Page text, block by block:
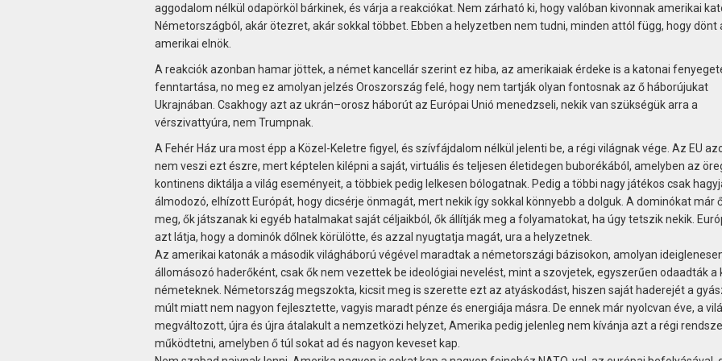
aggodalom nélkül odapörköl bárkinek, és várja a reakciókat. Nem zárható ki, hogy valóban kivonnak amerikai
Németországból, akár ötezret, akár sokkal többet. Ebben a helyzetben nem tudni, minden attól függ, hogy dönt
amerikai elnök.
A reakciók azonban hamar jöttek, a német kancellár szerint ez hiba, az amerikaiak érdeke is a katonai
fenntartása, no meg ez amolyan jelzés Oroszország felé, hogy nem tartják olyan fontosnak az ő háborújukat
Ukrajnában. Csakhogy azt az ukrán–orosz háborút az Európai Unió menedzseli, nekik van szükségük arra a
vérszivattyúra, nem Trumpnak.
A Fehér Ház ura most épp a Közel-Keletre figyel, és szívfájdalom nélkül jelenti be, a régi világnak vége. Az EU
nem veszi ezt észre, mert képtelen kilépni a saját, virtuális és teljesen életidegen buborékából, amelyben az
kontinens diktálja a világ eseményeit, a többiek pedig lelkesen bólogatnak. Pedig a többi nagy játékos csak
álmodozó, elhízott Európát, hogy dicsérje önmagát, mert nekik így sokkal könnyebb a dolguk. A dominókat már
meg, ők játszanak ki egyéb hatalmakat saját céljaikból, ők állítják meg a folyamatokat, ha úgy tetszik nekik.
azt látja, hogy a dominók dőlnek körülötte, és azzal nyugtatja magát, ura a helyzetnek.
Az amerikai katonák a második világháború végével maradtak a németországi bázisokon, amolyan
állomásozó haderőként, csak ők nem vezettek be ideológiai nevelést, mint a szovjetek, egyszerűen odaadták a
németeknek. Németország megszokta, kicsit meg is szerette ezt az atyáskodást, hiszen saját haderejét a
múlt miatt nem nagyon fejlesztette, vagyis maradt pénze és energiája másra. De ennek már nyolcvan éve, a
megváltozott, újra és újra átalakult a nemzetközi helyzet, Amerika pedig jelenleg nem kívánja azt a régi
működtetni, amelyben ő túl sokat ad és nagyon keveset kap.